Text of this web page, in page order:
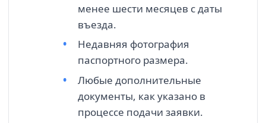
менее шести месяцев с даты
въезда.
Недавняя фотография
паспортного размера.
Любые дополнительные
документы, как указано в
процессе подачи заявки.